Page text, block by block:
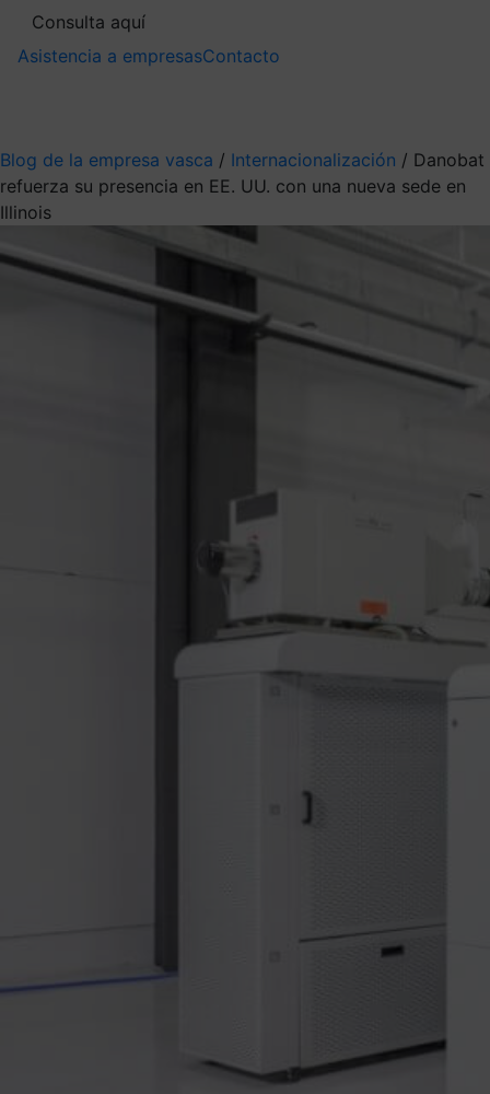
Consulta aquí
Asistencia a empresasContacto
Blog de la empresa vasca / Internacionalización / Danobat
refuerza su presencia en EE. UU. con una nueva sede en
Illinois